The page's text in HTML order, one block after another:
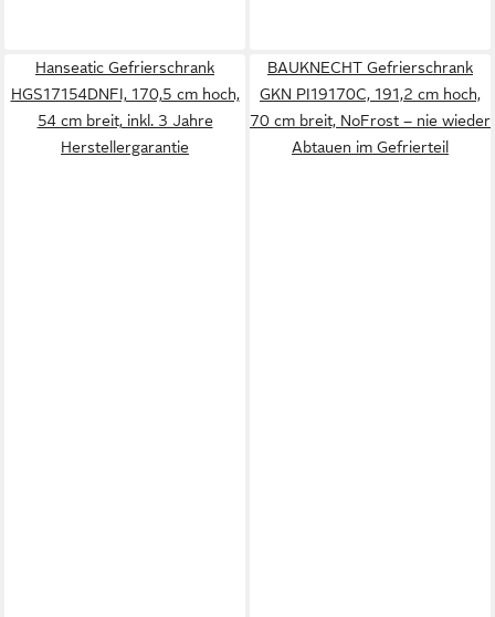
Hanseatic Gefrierschrank
HGS17154DNFI, 170,5 cm hoch,
54 cm breit, inkl. 3 Jahre
Herstellergarantie
BAUKNECHT Gefrierschrank
GKN PI19170C, 191,2 cm hoch,
70 cm breit, NoFrost – nie wieder
Abtauen im Gefrierteil